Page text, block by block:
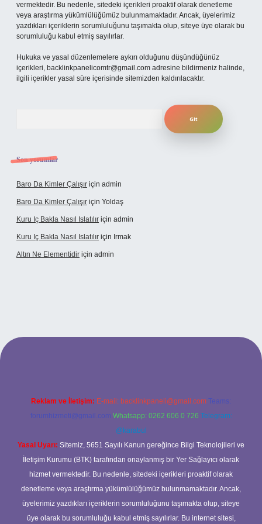
vermektedir. Bu nedenle, sitedeki içerikleri proaktif olarak denetleme
veya araştırma yükümlülüğümüz bulunmamaktadır. Ancak, üyelerimiz
yazdıkları içeriklerin sorumluluğunu taşımakta olup, siteye üye olarak bu
sorumluluğu kabul etmiş sayılırlar.
Hukuka ve yasal düzenlemelere aykırı olduğunu düşündüğünüz
içerikleri, backlinkpanelicomtr@gmail.com adresine bildirmeniz halinde,
ilgili içerikler yasal süre içerisinde sitemizden kaldırılacaktır.
Son yorumlar
Baro Da Kimler Çalışır için admin
Baro Da Kimler Çalışır için Yoldaş
Kuru Iç Bakla Nasıl Islatılır için admin
Kuru Iç Bakla Nasıl Islatılır için Irmak
Altın Ne Elementidir için admin
güncel giriş
Reklam ve İletişim: E-mail: backlinkpaneli@gmail.com Teams:
forumhizmeti@gmail.com Whatsapp: 0262 606 0 726 Telegram:
@karabul
Yasal Uyarı: Sitemiz, 5651 Sayılı Kanun gereğince Bilgi Teknolojileri ve
İletişim Kurumu (BTK) tarafından onaylanmış bir Yer Sağlayıcı olarak
hizmet vermektedir. Bu nedenle, sitedeki içerikleri proaktif olarak
denetleme veya araştırma yükümlülüğümüz bulunmamaktadır. Ancak,
üyelerimiz yazdıkları içeriklerin sorumluluğunu taşımakta olup, siteye
üye olarak bu sorumluluğu kabul etmiş sayılırlar. Bu internet sitesi,